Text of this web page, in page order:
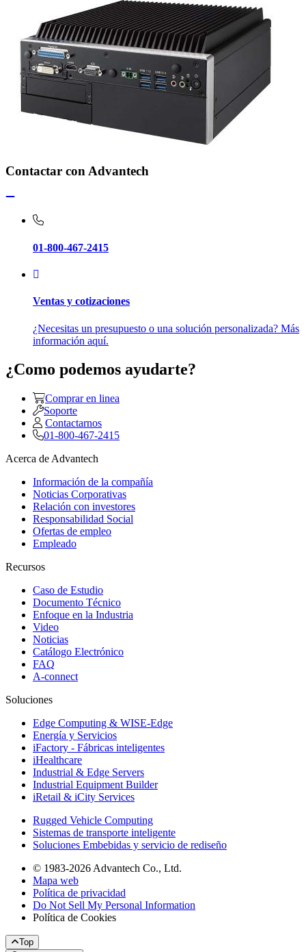
Contactar con Advantech
01-800-467-2415
Ventas y cotizaciones
¿Necesitas un presupuesto o una solución personalizada? Más
información aquí.
¿Como podemos ayudarte?
Comprar en linea
Soporte
Contactarnos
01-800-467-2415
Acerca de Advantech
Información de la compañía
Noticias Corporativas
Relación con investores
Responsabilidad Social
Ofertas de empleo
Empleado
Recursos
Caso de Estudio
Documento Técnico
Enfoque en la Industria
Video
Noticias
Catálogo Electrónico
FAQ
A-connect
Soluciones
Edge Computing & WISE-Edge
Energía y Servicios
iFactory - Fábricas inteligentes
iHealthcare
Industrial & Edge Servers
Industrial Equipment Builder
iRetail & iCity Services
Rugged Vehicle Computing
Sistemas de transporte inteligente
Soluciones Embebidas y servicio de rediseño
© 1983-2026 Advantech Co., Ltd.
Mapa web
Política de privacidad
Do Not Sell My Personal Information
Política de Cookies
Top